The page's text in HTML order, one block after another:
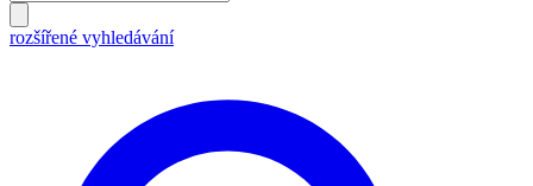
rozšířené vyhledávání